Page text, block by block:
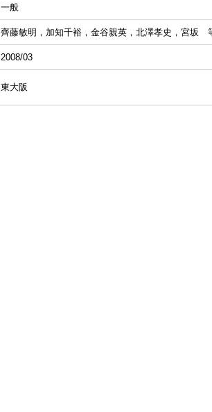
一般
齊藤敏明，加知千裕，金谷親英，北澤孝史，宮坂
2008/03
東大阪